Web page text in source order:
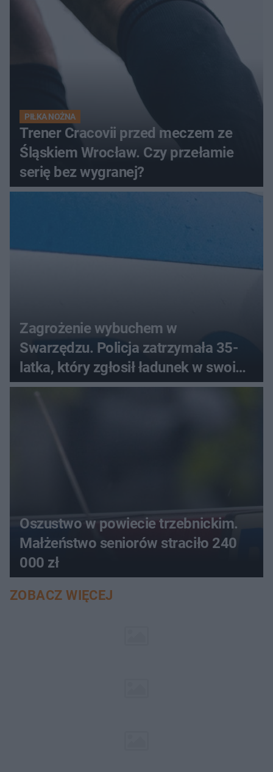
PIŁKA NOŻNA
Trener Cracovii przed meczem ze
Śląskiem Wrocław. Czy przełamie
serię bez wygranej?
Zagrożenie wybuchem w
Swarzędzu. Policja zatrzymała 35-
latka, który zgłosił ładunek w swoim
aucie
Oszustwo w powiecie trzebnickim.
Małżeństwo seniorów straciło 240
000 zł
ZOBACZ WIĘCEJ